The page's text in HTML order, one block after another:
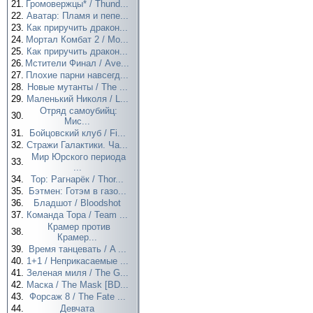
21. Громовержцы* / Thund...
22. Аватар: Пламя и пепе...
23. Как приручить дракон...
24. Мортал Комбат 2 / Mo...
25. Как приручить дракон...
26. Мстители Финал / Ave...
27. Плохие парни навсегд...
28. Новые мутанты / The ...
29. Маленький Николя / L...
30.
Отряд самоубийц:
Мис...
31.
Бойцовский клуб / Fi...
32. Стражи Галактики. Ча...
33.
Мир Юрского периода
...
34.
Тор: Рагнарёк / Thor...
35.
Бэтмен: Готэм в газо...
36.
Бладшот / Bloodshot
37. Команда Тора / Team ...
38.
Крамер против
Крамер...
39.
Время танцевать / A ...
40. 1+1 / Неприкасаемые ...
41. Зеленая миля / The G...
42. Маска / The Mask [BD...
43. Форсаж 8 / The Fate ...
44.
Девчата